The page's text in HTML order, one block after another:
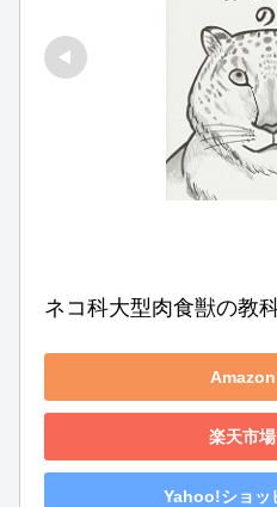
ネコ科大型肉食獣の教
楽天市
Yahoo!ショッ